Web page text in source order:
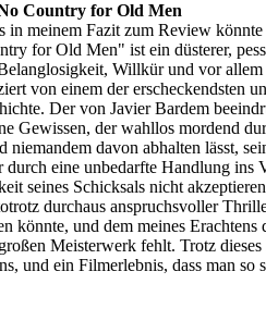
Country for Old Men
in meinem Fazit zum Review
for Old Men" ist ein düsterer,
Willkür und vor
von einem der erscheckendsten
Der von Javier Bardem
Gewissen, der wahllos mordend
niemandem davon abhalten lässt,
durch eine unbedarfte Handlung ins
seines Schicksals nicht
durchaus anspruchsvoller
könnte, und dem meines Erachtens
Meisterwerk fehlt. Trotz
und ein Filmerlebnis, dass man so